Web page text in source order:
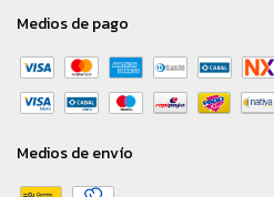
Medios de pago
Medios de envío